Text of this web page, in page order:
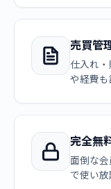
売買管
仕入れ
や経費も
完全無
面倒な
で使い放